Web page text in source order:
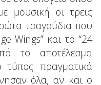
μουσική οι τρεις
τραγούδια που
Wings” και το “24
το αποτέλεσμα
πραγματικά
όλα, αν και ο